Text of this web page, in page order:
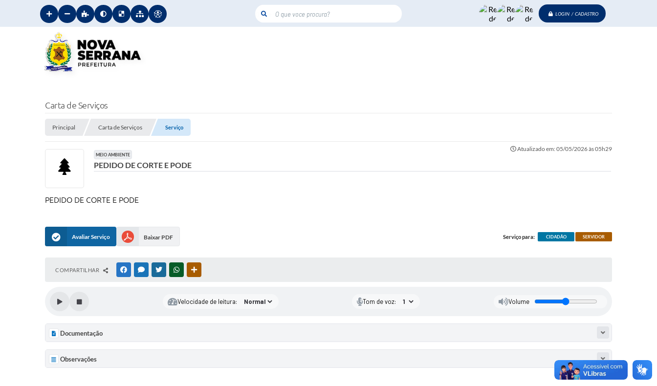
LOGIN / CADASTRO
O que voce procura?
Carta de Serviços
Principal Carta de Serviços Serviço
Atualizado em: 05/05/2026 às 05h29
MEIO AMBIENTE
PEDIDO DE CORTE E PODE
PEDIDO DE CORTE E PODE
Avaliar Serviço Baixar PDF Serviço para: CIDADÃO SERVIDOR
COMPARTILHAR FACEBOOKMESSENGER
TWITTERWHATSAPP
Velocidade de leitura: Tom de voz: Volume
Documentação
Observações